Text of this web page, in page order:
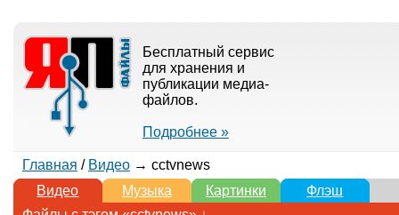
Бесплатный сервис
для хранения и
публикации медиа-
файлов.
Подробнее »
Главная / Видео→ cctvnews
Видео
Музыка Картинки
Флэш